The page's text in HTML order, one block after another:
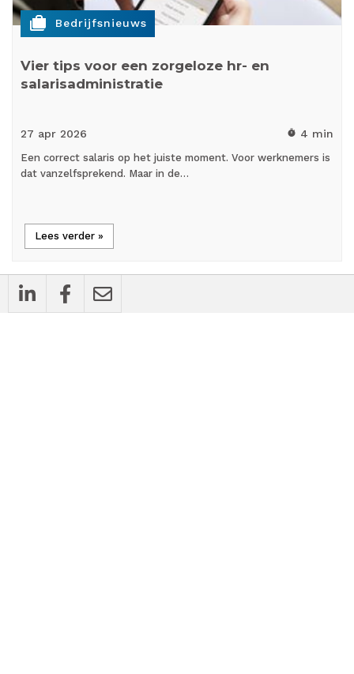
cases Bedrijfsnieuws
Vier tips voor een zorgeloze hr- en
salarisadministratie
27 apr 2026 timer 4 min
Een correct salaris op het juiste moment. Voor werknemers is
dat vanzelfsprekend. Maar in de…
Lees verder »